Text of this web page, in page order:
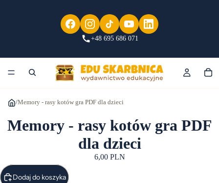
+48 695 686 071
/Memory - rasy kotów gra PDF dla dzieci
Memory - rasy kotów gra PDF
dla dzieci
6,00 PLN
Dodaj do koszyka